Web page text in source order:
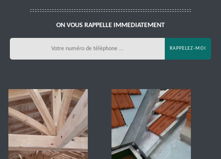
ON VOUS RAPPELLE IMMEDIATEMENT